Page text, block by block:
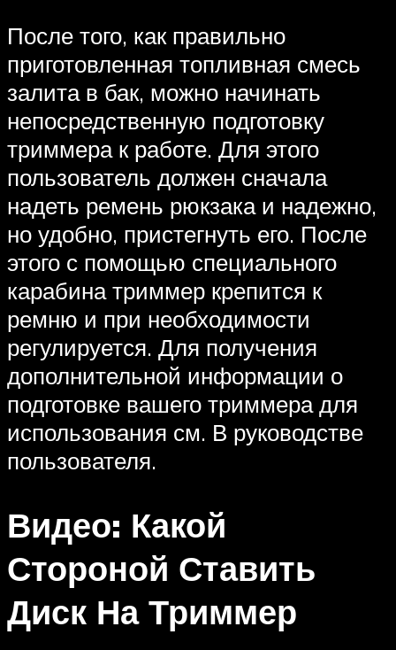
После того, как правильно
приготовленная топливная смесь
залита в бак, можно начинать
непосредственную подготовку
триммера к работе. Для этого
пользователь должен сначала
надеть ремень рюкзака и надежно,
но удобно, пристегнуть его. После
этого с помощью специального
карабина триммер крепится к
ремню и при необходимости
регулируется. Для получения
дополнительной информации о
подготовке вашего триммера для
использования см. В руководстве
пользователя.
Видео: Какой
Стороной Ставить
Диск На Триммер